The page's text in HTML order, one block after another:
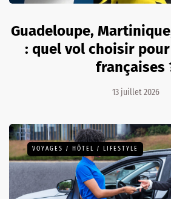
Guadeloupe,
: quel vol choisir
françaises
13 juillet 2026
VOYAGES / HÔTEL / LIFESTYLE